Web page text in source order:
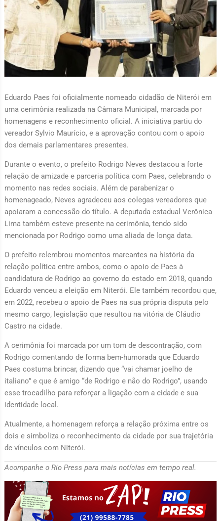
Eduardo Paes foi oficialmente nomeado cidadão de Niterói em
uma cerimônia realizada na Câmara Municipal, marcada por
homenagens e reconhecimento oficial. A iniciativa partiu do
vereador Sylvio Maurício, e a aprovação contou com o apoio
dos demais parlamentares presentes.
Durante o evento, o prefeito Rodrigo Neves destacou a forte
relação de amizade e parceria política com Paes, celebrando o
momento nas redes sociais. Além de parabenizar o
homenageado, Neves agradeceu aos colegas vereadores que
apoiaram a concessão do título. A deputada estadual Verônica
Lima também esteve presente na cerimônia, tendo sido
mencionada por Rodrigo como uma aliada de longa data.
O prefeito relembrou momentos marcantes na história da
relação política entre ambos, como o apoio de Paes à
candidatura de Rodrigo ao governo do estado em 2018, quando
Eduardo venceu a eleição em Niterói. Ele também recordou que,
em 2022, recebeu o apoio de Paes na sua própria disputa pelo
mesmo cargo, legislação que resultou na vitória de Cláudio
Castro na cidade.
A cerimônia foi marcada por um tom de descontração, com
Rodrigo comentando de forma bem-humorada que Eduardo
Paes costuma brincar, dizendo que “vai chamar joelho de
italiano” e que é amigo “de Rodrigo e não do Rodrigo”, usando
esse trocadilho para reforçar a ligação com a cidade e sua
identidade local.
Atualmente, a homenagem reforça a relação próxima entre os
dois e simboliza o reconhecimento da cidade por sua trajetória
de vínculos com Niterói.
Acompanhe o Rio Press para mais notícias em tempo real.